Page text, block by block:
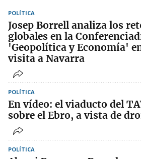
POLÍTICA
Josep Borrell analiza los
globales en la
'Geopolítica y Economía'
visita a Navarra
POLÍTICA
En vídeo: el viaducto del
sobre el Ebro, a vista de
POLÍTICA